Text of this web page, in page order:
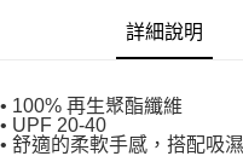
詳細說明
• 100% 再生聚酯纖維
• UPF 20-40
• 舒適的柔軟手感，搭配吸